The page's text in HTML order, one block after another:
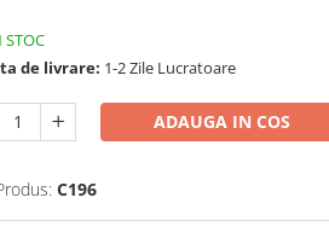
STOC
de livrare: 1-2 Zile Lucratoare
ADAUGA IN COS
C196